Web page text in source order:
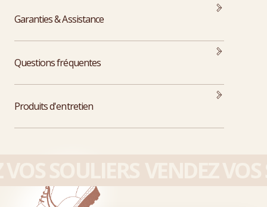
Garanties & Assistance
Questions fréquentes
Produits d'entretien